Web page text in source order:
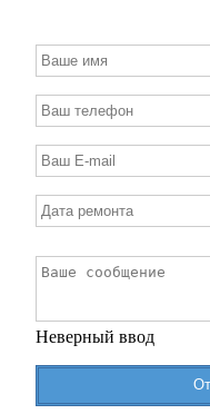
Неверный ввод